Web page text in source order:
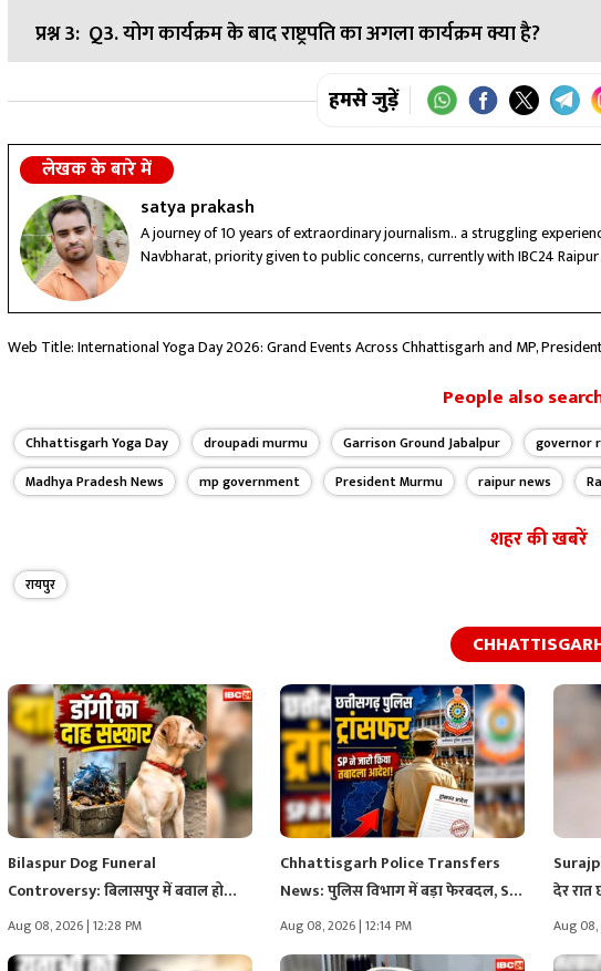
उत्तर:A: राष्ट्रपति मुर्मू 21 जून को जबलपुर के गैरिसन ग्राउंड में आयोजित मुख्य
प्रश्न 3: Q3. योग कार्यक्रम के बाद राष्ट्रपति का अगला कार्यक्रम क्या है?
उत्तर:A: वह रानी दुर्गावती विश्वविद्यालय के दीक्षांत समारोह में शामिल होकर
हमसे जुड़ें
लेखक के बारे में
satya prakash
A journey of 10 years of extraordinary journalism.. a struggling
Navbharat, priority given to public concerns, currently with IBC24
Web Title: International Yoga Day 2026: Grand Events Across Chhattisgarh and MP,
People also
Chhattisgarh Yoga Day droupadi murmu Garrison Ground Jabalpur governor
Madhya Pradesh News
mp government President Murmu raipur news
शहर की खबरें
रायपुर
Bilaspur Dog Funeral
Controversy: बिलासपुर में बवाल हो
गया!.. पालतू…
Aug 08, 2026 | 12:28 PM
Chhattisgarh Police Transfers
News: पुलिस विभाग में बड़ा फेरबदल, SI,
…
Aug 08, 2026 | 12:14 PM
देर रात
Aug 08,